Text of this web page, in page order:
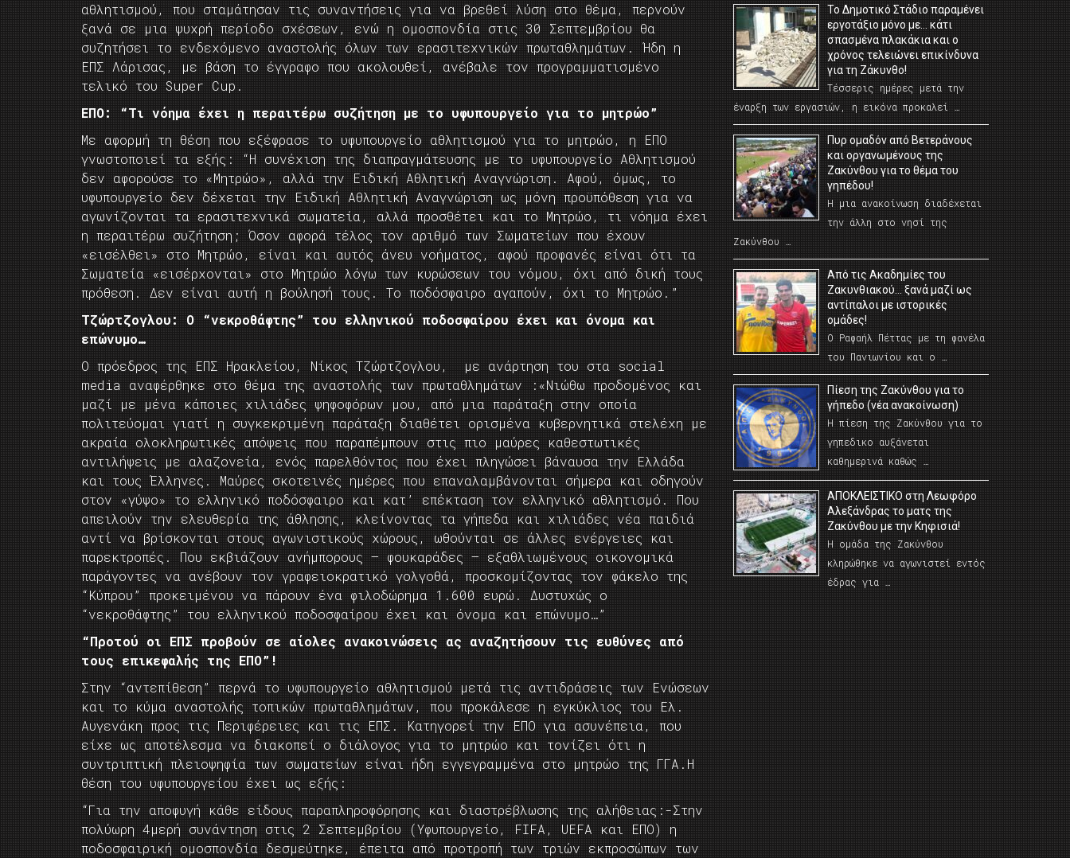
αθλητισμού, που σταμάτησαν τις συναντήσεις για να βρεθεί λύση στο θέμα, περνούν
ξανά σε μια ψυχρή περίοδο σχέσεων, ενώ η ομοσπονδία στις 30 Σεπτεμβρίου θα
συζητήσει το ενδεχόμενο αναστολής όλων των ερασιτεχνικών πρωταθλημάτων. Ήδη η
ΕΠΣ Λάρισας, με βάση το έγγραφο που ακολουθεί, ανέβαλε τον προγραμματισμένο
τελικό του Super Cup.
EΠΟ: “Τι νόημα έχει η περαιτέρω συζήτηση με το υφυπουργείο για το μητρώο”
Με αφορμή τη θέση που εξέφρασε το υφυπουργείο αθλητισμού για το μητρώο, η ΕΠΟ
γνωστοποιεί τα εξής: “Η συνέχιση της διαπραγμάτευσης με το υφυπουργείο Αθλητισμού
δεν αφορούσε το «Μητρώο», αλλά την Ειδική Αθλητική Αναγνώριση. Αφού, όμως, το
υφυπουργείο δεν δέχεται την Ειδική Αθλητική Αναγνώριση ως μόνη προϋπόθεση για να
αγωνίζονται τα ερασιτεχνικά σωματεία, αλλά προσθέτει και το Μητρώο, τι νόημα έχει
η περαιτέρω συζήτηση; Όσον αφορά τέλος τον αριθμό των Σωματείων που έχουν
«εισέλθει» στο Μητρώο, είναι και αυτός άνευ νοήματος, αφού προφανές είναι ότι τα
Σωματεία «εισέρχονται» στο Μητρώο λόγω των κυρώσεων του νόμου, όχι από δική τους
πρόθεση. Δεν είναι αυτή η βούλησή τους. Το ποδόσφαιρο αγαπούν, όχι το Μητρώο.”
Τζώρτζογλου: Ο “νεκροθάφτης” του ελληνικού ποδοσφαίρου έχει και όνομα και
επώνυμο…
Ο πρόεδρος της ΕΠΣ Ηρακλείου, Νίκος Τζώρτζογλου, με ανάρτηση του στα social
media αναφέρθηκε στο θέμα της αναστολής των πρωταθλημάτων :«Νιώθω προδομένος και
μαζί με μένα κάποιες χιλιάδες ψηφοφόρων μου, από μια παράταξη στην οποία
πολιτεύομαι γιατί η συγκεκριμένη παράταξη διαθέτει ορισμένα κυβερνητικά στελέχη με
ακραία ολοκληρωτικές απόψεις που παραπέμπουν στις πιο μαύρες καθεστωτικές
αντιλήψεις με αλαζονεία, ενός παρελθόντος που έχει πληγώσει βάναυσα την Ελλάδα
και τους Έλληνες. Μαύρες σκοτεινές ημέρες που επαναλαμβάνονται σήμερα και οδηγούν
στον «γύψο» το ελληνικό ποδόσφαιρο και κατ’ επέκταση τον ελληνικό αθλητισμό. Που
απειλούν την ελευθερία της άθλησης, κλείνοντας τα γήπεδα και χιλιάδες νέα παιδιά
αντί να βρίσκονται στους αγωνιστικούς χώρους, ωθούνται σε άλλες ενέργειες και
παρεκτροπές. Που εκβιάζουν ανήμπορους – φουκαράδες – εξαθλιωμένους οικονομικά
παράγοντες να ανέβουν τον γραφειοκρατικό γολγοθά, προσκομίζοντας τον φάκελο της
“Κύπρου” προκειμένου να πάρουν ένα φιλοδώρημα 1.600 ευρώ. Δυστυχώς ο
“νεκροθάφτης” του ελληνικού ποδοσφαίρου έχει και όνομα και επώνυμο…”
“Προτού οι ΕΠΣ προβούν σε αίολες ανακοινώσεις ας αναζητήσουν τις ευθύνες από
τους επικεφαλής της ΕΠΟ”!
Στην “αντεπίθεση” περνά το υφυπουργείο αθλητισμού μετά τις αντιδράσεις των Ενώσεων
και το κύμα αναστολής τοπικών πρωταθλημάτων, που προκάλεσε η εγκύκλιος του Ελ.
Αυγενάκη προς τις Περιφέρειες και τις ΕΠΣ. Κατηγορεί την ΕΠΟ για ασυνέπεια, που
είχε ως αποτέλεσμα να διακοπεί ο διάλογος για το μητρώο και τονίζει ότι η
συντριπτική πλειοψηφία των σωματείων είναι ήδη εγγεγραμμένα στο μητρώο της ΓΓΑ.Η
θέση του υφυπουργείου έχει ως εξής:
“Για την αποφυγή κάθε είδους παραπληροφόρησης και διαστρέβλωσης της αλήθειας:-Στην
πολύωρη 4μερή συνάντηση στις 2 Σεπτεμβρίου (Υφυπουργείο, FIFA, UEFA και ΕΠΟ) η
ποδοσφαιρική ομοσπονδία δεσμεύτηκε, έπειτα από προτροπή των τριών εκπροσώπων των
Το Δημοτικό Στάδιο παραμένει
εργοτάξιο μόνο με… κάτι
σπασμένα πλακάκια και ο
χρόνος τελειώνει επικίνδυνα
για τη Ζάκυνθο!
Τέσσερις ημέρες μετά την
έναρξη των εργασιών, η εικόνα προκαλεί …
Πυρ ομαδόν από Βετεράνους
και οργανωμένους της
Ζακύνθου για το θέμα του
γηπέδου!
Η μια ανακοίνωση διαδέχεται
την άλλη στο νησί της
Ζακύνθου …
Από τις Ακαδημίες του
Ζακυνθιακού… ξανά μαζί ως
αντίπαλοι με ιστορικές
ομάδες!
Ο Ραφαήλ Πέττας με τη φανέλα
του Πανιωνίου και ο …
Πίεση της Ζακύνθου για το
γήπεδο (νέα ανακοίνωση)
Η πίεση της Ζακύνθου για το
γηπεδικο αυξάνεται
καθημερινά καθώς …
AΠΟΚΛΕΙΣΤΙΚΟ στη Λεωφόρο
Αλεξάνδρας το ματς της
Ζακύνθου με την Κηφισιά!
Η ομάδα της Ζακύνθου
κληρώθηκε να αγωνιστεί εντός
έδρας για …